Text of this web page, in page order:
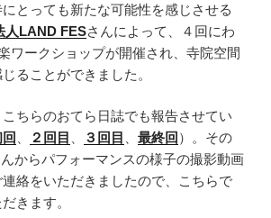
とっても新たな可能性を感じさせる
人LAND FESさんによって、４回にわ
ワークショップが開催され、寺院空間
ることができました。
ちらのおてら日誌でも報告させてい
２回目 ３回目 最終回 ）。その
からパフォーマンスの様子の撮影動画
絡をいただきましたので、こちらで
きます。